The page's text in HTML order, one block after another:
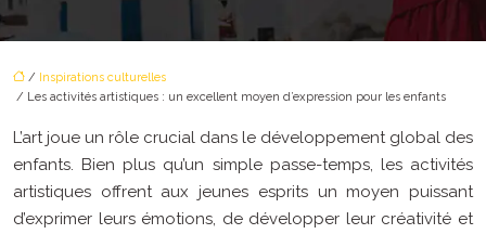
/ Inspirations culturelles
/ Les activités artistiques : un excellent moyen d’expression pour les enfants
L’art joue un rôle crucial dans le développement global des
enfants. Bien plus qu’un simple passe-temps, les activités
artistiques offrent aux jeunes esprits un moyen puissant
d’exprimer leurs émotions, de développer leur créativité et